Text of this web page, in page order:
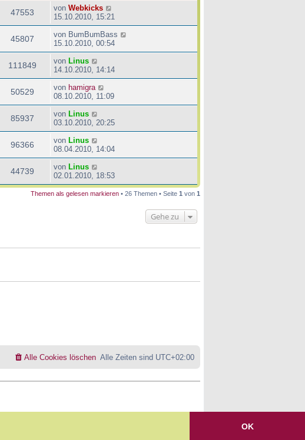
OK
47553 von Webkicks
15.10.2010, 15:21
45807 von BumBumBass
15.10.2010, 00:54
111849 von Linus
14.10.2010, 14:14
50529 von hamigra
08.10.2010, 11:09
85937 von Linus
03.10.2010, 20:25
96366 von Linus
08.04.2010, 14:04
44739 von Linus
02.01.2010, 18:53
Themen als gelesen markieren • 26 Themen • Seite 1 von 1
Gehe zu
Alle Zeiten sind UTC+02:00
Alle Cookies löschen